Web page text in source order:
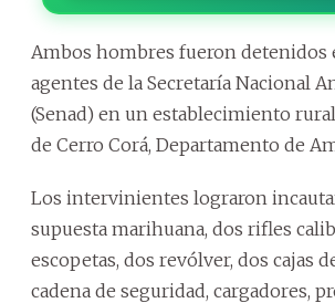
Ambos hombres fueron detenidos
agentes de la Secretaría Nacional
(Senad) en un establecimiento
de Cerro Corá, Departamento de
Los intervinientes lograron
supuesta marihuana, dos rifles
escopetas, dos revólver, dos cajas
cadena de seguridad, cargadores,